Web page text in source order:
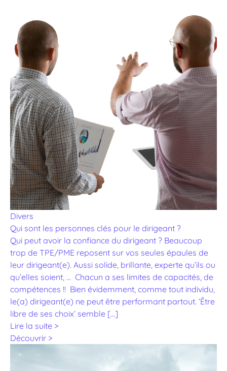
Divers
Qui sont les personnes clés pour le dirigeant ?
Qui peut avoir la confiance du dirigeant ? Beaucoup
trop de TPE/PME reposent sur vos seules épaules de
leur dirigeant(e). Aussi solide, brillante, experte qu’ils ou
qu’elles soient, … Chacun a ses limites de capacités, de
compétences !! Bien évidemment, comme tout individu,
le(a) dirigeant(e) ne peut être performant partout. ‘Être
libre de ses choix’ semble […]
Lire la suite >
Découvrir >